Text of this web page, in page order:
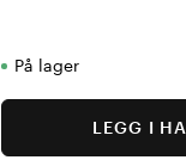
På lager
LEGG I